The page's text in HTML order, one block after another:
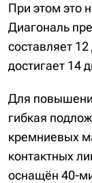
При этом это
Диагональ
составляет
достигает 14
Для
гибкая
кремниевых
контактных
оснащён 40-